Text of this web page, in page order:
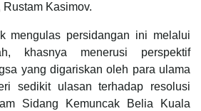
Kasimov.
mengulas persidangan ini melalui
khasnya menerusi perspektif
yang digariskan oleh para ulama
sedikit ulasan terhadap resolusi
Sidang Kemuncak Belia Kuala